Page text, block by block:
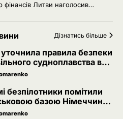
фінансів Литви наголосив…
Дізнатись більше
змінилася культура
уточнила правила безпеки
судноплавства в
морі
безпілотники помітили
базою Німеччини,
Patriot